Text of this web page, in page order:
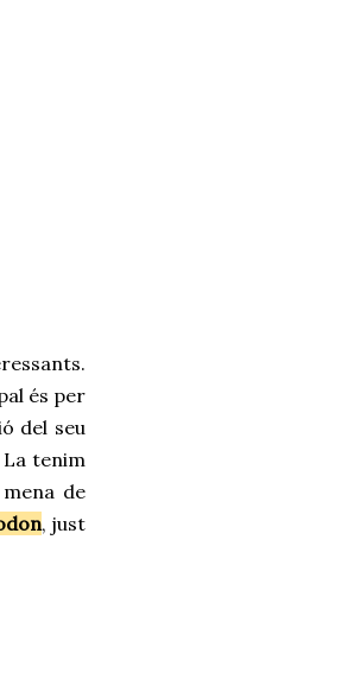
és per
del seu
tenim
de
, just